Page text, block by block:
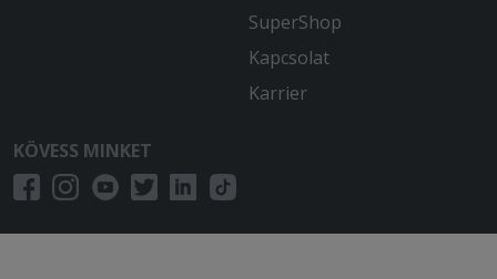
érkezett. Az étel friss, meleg volt.
Maximálisan elégedett vagyok.
SuperShop
Kapcsolat
Karrier
KÖVESS MINKET